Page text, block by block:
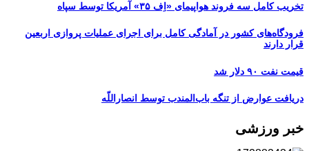
تخریب کامل سه فروند هواپیمای «اِف ۳۵» آمریکا توسط سپاه
فرودگاه‌های کشور در آمادگی کامل برای اجرای عملیات پروازی اربعین
قرار دارند
قیمت نفت ۹۰ دلار شد
دریافت عوارض از تنگه باب‌المندب توسط انصاراللّه
خبر ورزشی